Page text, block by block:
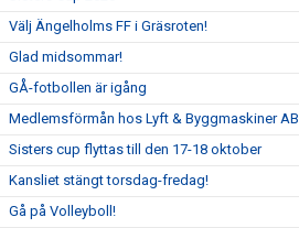
Välj Ängelholms FF i Gräsroten!
Glad midsommar!
GÅ-fotbollen är igång
Medlemsförmån hos Lyft & Byggmaskiner AB
Sisters cup flyttas till den 17-18 oktober
Kansliet stängt torsdag-fredag!
Gå på Volleyboll!